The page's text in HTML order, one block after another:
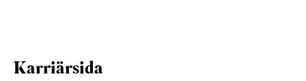
Karriärsida